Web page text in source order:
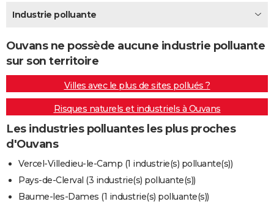
Destinations
City break
Voyage nature
Voyage de noces
Forum
Climat
+PHOTO
GUIDES D'ACHAT
BONS PLANS
CARTE DE VOEUX
Carte de Noël
Carte Bonne année
Carte Saint-Valentin
Carte Pâques
Carte d'anniversaire
DICTIONNAIRE
Dictionnaire
Biographies
Citations
Expressions
Proverbes
PROGRAMME TV
COPAINS D'AVANT
S'inscrire
Se connecter
Lycées
Collèges
Primaires
Universités
Entreprises
Service militaire
Avis de recherche
AVIS DE DÉCÈS
Industrie polluante
Ouvans ne possède aucune industrie polluante
sur son territoire
Villes avec le plus de sites pollués ?
Risques naturels et industriels à Ouvans
Les industries polluantes les plus proches
d'Ouvans
Vercel-Villedieu-le-Camp (1 industrie(s) polluante(s))
Pays-de-Clerval (3 industrie(s) polluante(s))
Baume-les-Dames (1 industrie(s) polluante(s))